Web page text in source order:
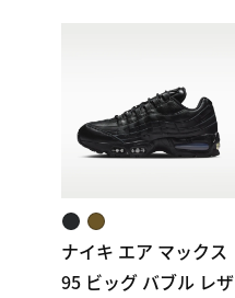
ナイキ エア マックス
95 ビッグ バブル レザ